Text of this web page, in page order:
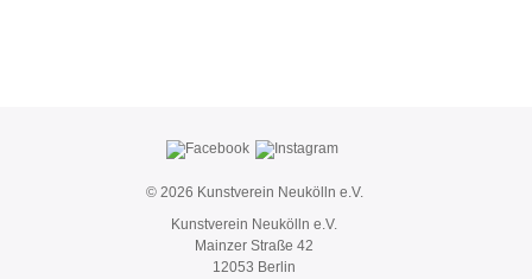
© 2026 Kunstverein Neukölln e.V.
Kunstverein Neukölln e.V.
Mainzer Straße 42
12053 Berlin